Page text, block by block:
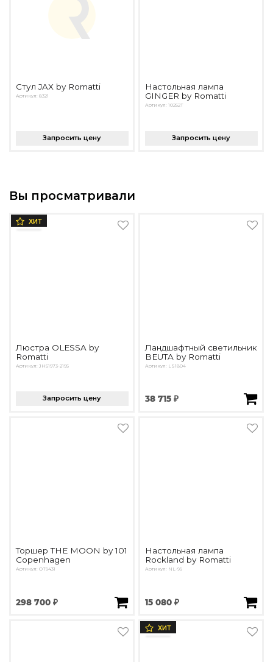
Стул JAX by Romatti
Артикул: 8321
Запросить цену
Настольная лампа
GINGER by Romatti
Артикул: 10252T
Запросить цену
Вы просматривали
ХИТ
Люстра OLESSA by
Romatti
Артикул: JH51973-2195
Запросить цену
Ландшафтный светильник
BEUTA by Romatti
Артикул: LS1804
38 715 ₽
Торшер THE MOON by 101
Copenhagen
Артикул: OT9431
298 700 ₽
Настольная лампа
Rockland by Romatti
Артикул: NL-99
15 080 ₽
ХИТ